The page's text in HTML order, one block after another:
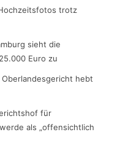
trotz
sieht die
Euro zu
Oberlandesgericht hebt
für
als „offensichtlich